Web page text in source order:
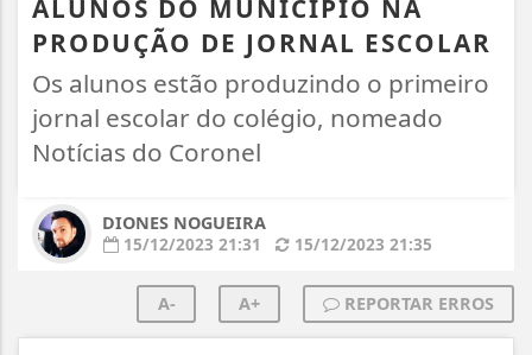
ALUNOS DO MUNICÍPIO NA
PRODUÇÃO DE JORNAL ESCOLAR
Os alunos estão produzindo o primeiro
jornal escolar do colégio, nomeado
Notícias do Coronel
DIONES NOGUEIRA
15/12/2023 21:31
15/12/2023 21:35
A- A+ REPORTAR ERROS